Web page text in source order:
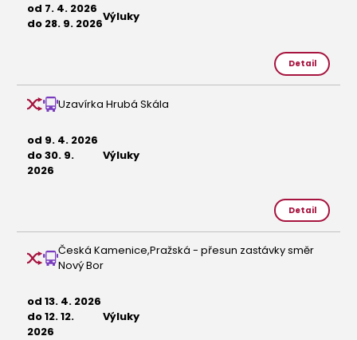
od 7. 4. 2026
do 28. 9. 2026Výluky
Detail
Uzavírka Hrubá Skála
od 9. 4. 2026
do 30. 9.
2026
Výluky
Detail
Česká Kamenice,Pražská - přesun zastávky směr
Nový Bor
od 13. 4. 2026
do 12. 12.
2026
Výluky